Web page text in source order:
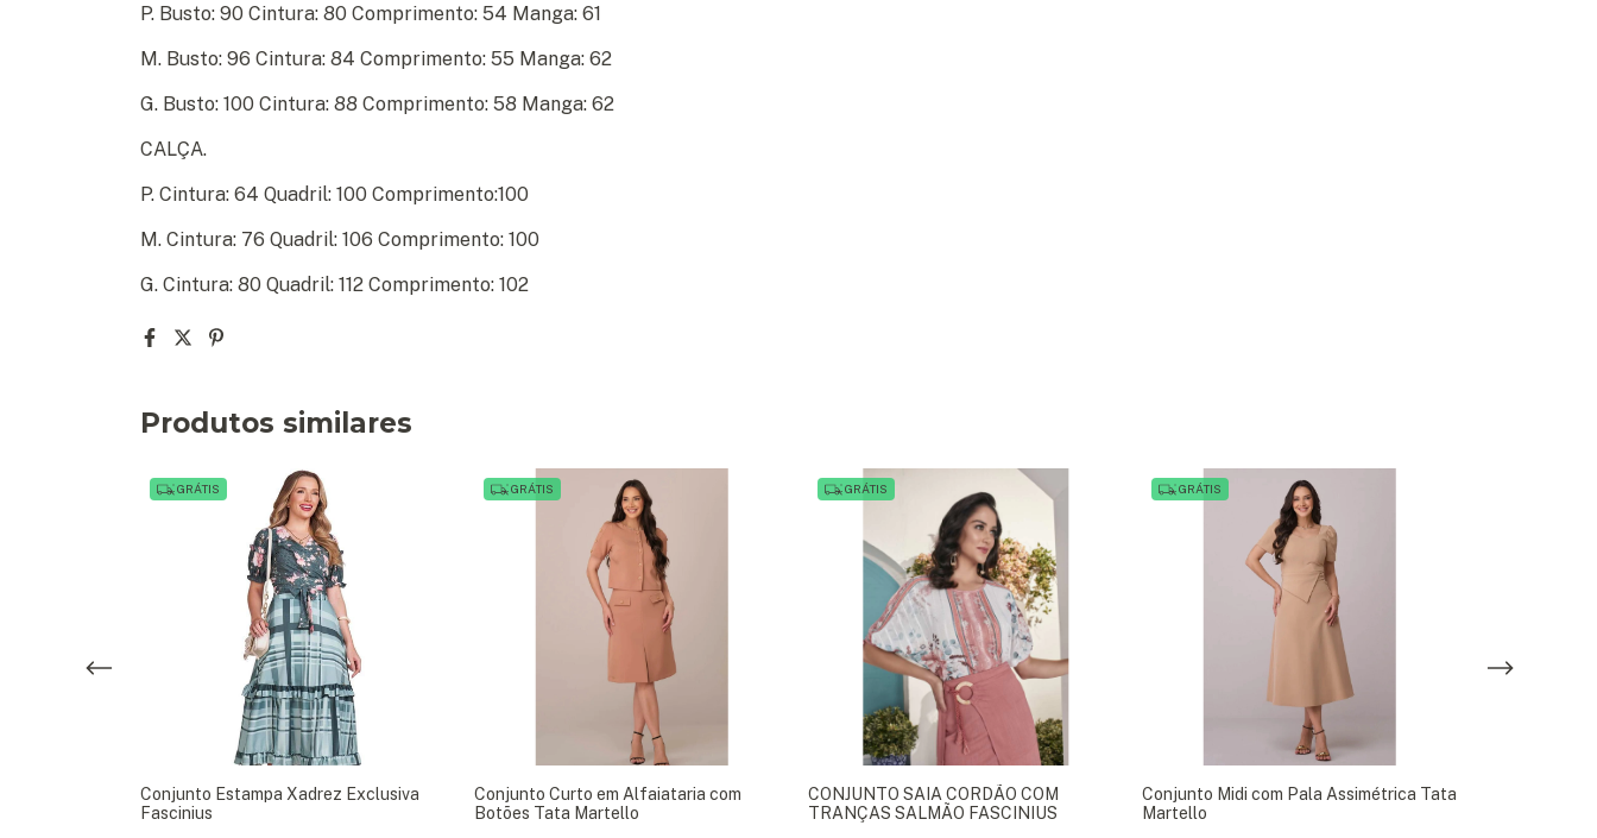
P. Busto: 90 Cintura: 80 Comprimento: 54 Manga: 61
M. Busto: 96 Cintura: 84 Comprimento: 55 Manga: 62
G. Busto: 100 Cintura: 88 Comprimento: 58 Manga: 62
CALÇA.
P. Cintura: 64 Quadril: 100 Comprimento:100
M. Cintura: 76 Quadril: 106 Comprimento: 100
G. Cintura: 80 Quadril: 112 Comprimento: 102
Produtos similares
GRÁTIS
Conjunto Estampa Xadrez Exclusiva
Fascinius
GRÁTIS
Conjunto Curto em Alfaiataria com
Botões Tata Martello
GRÁTIS
CONJUNTO SAIA CORDÃO COM
TRANÇAS SALMÃO FASCINIUS
GRÁTIS
Conjunto Midi com Pala Assimétrica Tata
Martello